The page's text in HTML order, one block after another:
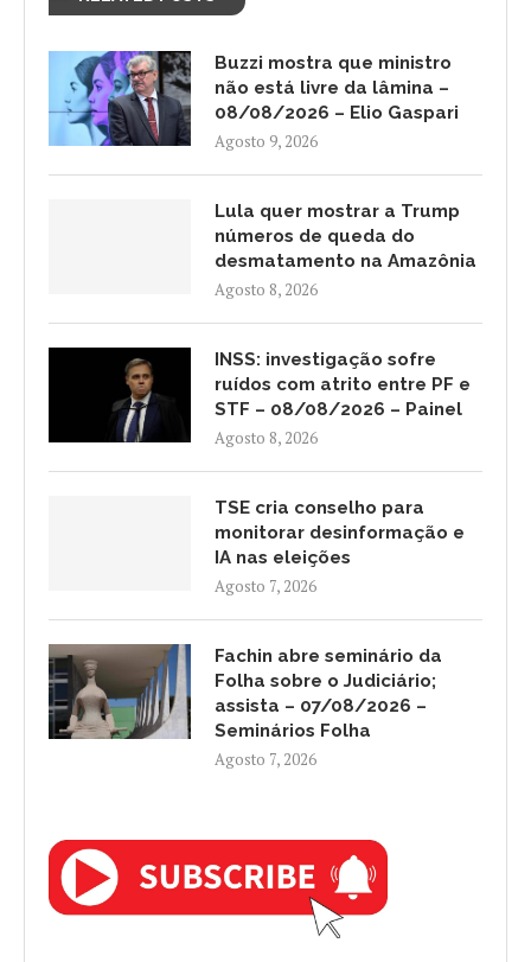
Buzzi mostra que ministro
não está livre da lâmina –
08/08/2026 – Elio Gaspari
Agosto 9, 2026
Lula quer mostrar a Trump
números de queda do
desmatamento na Amazônia
Agosto 8, 2026
INSS: investigação sofre
ruídos com atrito entre PF e
STF – 08/08/2026 – Painel
Agosto 8, 2026
TSE cria conselho para
monitorar desinformação e
IA nas eleições
Agosto 7, 2026
Fachin abre seminário da
Folha sobre o Judiciário;
assista – 07/08/2026 –
Seminários Folha
Agosto 7, 2026